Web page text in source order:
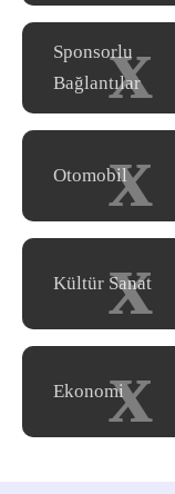
x
Sponsorlu
Bağlantılar
x
Otomobil
x
Kültür Sanat
x
Ekonomi